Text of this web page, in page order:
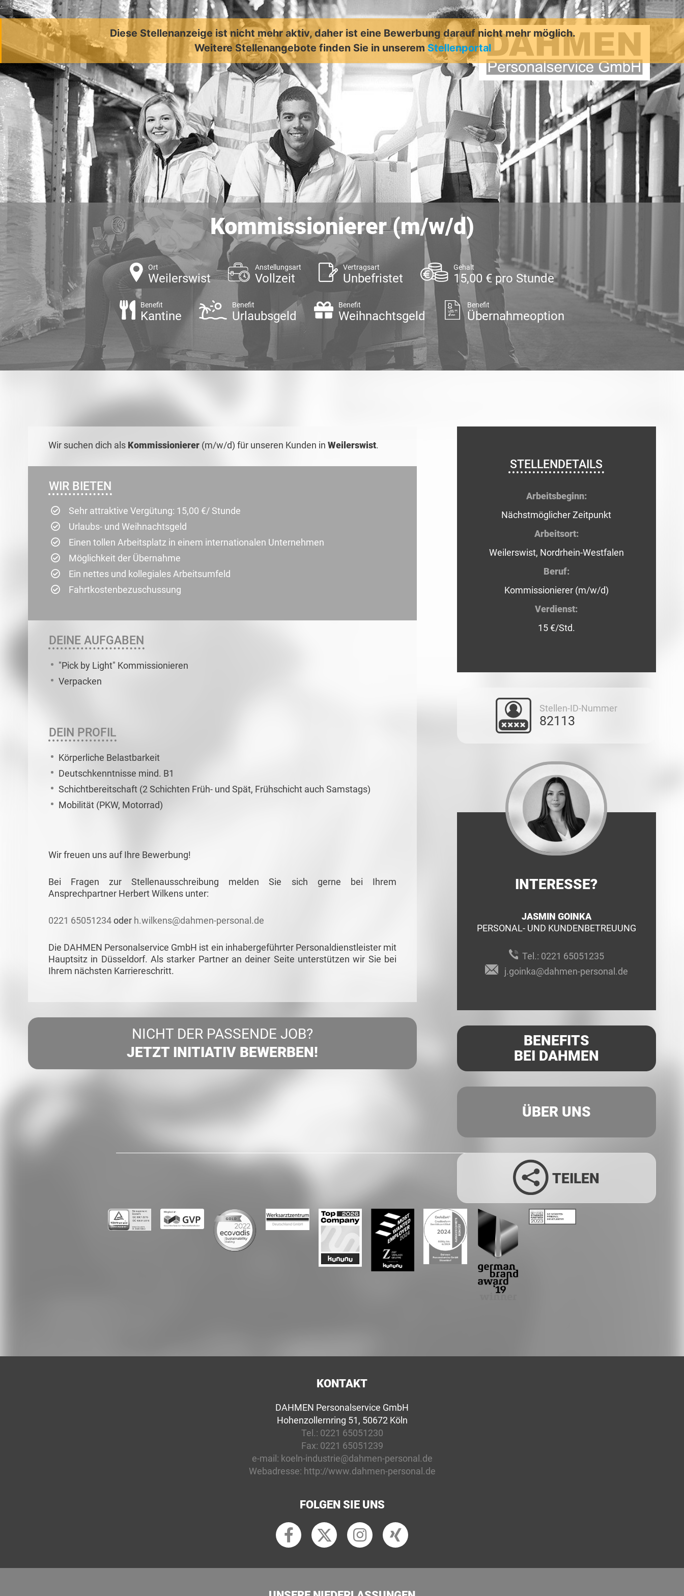
Diese Stellenanzeige ist nicht mehr aktiv, daher ist eine Bewerbung darauf nicht mehr möglich.
Weitere Stellenangebote finden Sie in unserem Stellenportal
Kommissionierer (m/w/d)
Ort
Weilerswist
Anstellungsart
Vollzeit
Vertragsart
Unbefristet
Gehalt
15,00 € pro Stunde
Benefit
Kantine
Benefit
Urlaubsgeld
Benefit
Weihnachtsgeld
Benefit
Übernahmeoption
Wir suchen dich als Kommissionierer (m/w/d) für unseren Kunden in Weilerswist.
WIR BIETEN
Sehr attraktive Vergütung: 15,00 €/ Stunde
Urlaubs- und Weihnachtsgeld
Einen tollen Arbeitsplatz in einem internationalen Unternehmen
Möglichkeit der Übernahme
Ein nettes und kollegiales Arbeitsumfeld
Fahrtkostenbezuschussung
DEINE AUFGABEN
"Pick by Light" Kommissionieren
Verpacken
DEIN PROFIL
Körperliche Belastbarkeit
Deutschkenntnisse mind. B1
Schichtbereitschaft (2 Schichten Früh- und Spät, Frühschicht auch Samstags)
Mobilität (PKW, Motorrad)
Wir freuen uns auf Ihre Bewerbung!
Bei Fragen zur Stellenausschreibung melden Sie sich gerne bei Ihrem
Ansprechpartner Herbert Wilkens unter:
0221 65051234oder h.wilkens@dahmen-personal.de
Die DAHMEN Personalservice GmbH ist ein inhabergeführter Personaldienstleister mit
Hauptsitz in Düsseldorf. Als starker Partner an deiner Seite unterstützen wir Sie bei
Ihrem nächsten Karriereschritt.
NICHT DER PASSENDE JOB?
JETZT INITIATIV BEWERBEN!
STELLENDETAILS
Arbeitsbeginn:
Nächstmöglicher Zeitpunkt
Arbeitsort:
Weilerswist, Nordrhein-Westfalen
Beruf:
Kommissionierer (m/w/d)
Verdienst:
15 €/Std.
Stellen-ID-Nummer
82113
INTERESSE?
JASMIN GOINKA
PERSONAL- UND KUNDENBETREUUNG
Tel.: 0221 65051235
j.goinka@dahmen-personal.de
BENEFITS
BEI DAHMEN
ÜBER UNS
LinkedIn
Whatsapp
TEILEN
KONTAKT
DAHMEN Personalservice GmbH
Hohenzollernring 51, 50672 Köln
Tel.: 0221 65051230
Fax: 0221 65051239
e-mail: koeln-industrie@dahmen-personal.de
Webadresse: http://www.dahmen-personal.de
FOLGEN SIE UNS